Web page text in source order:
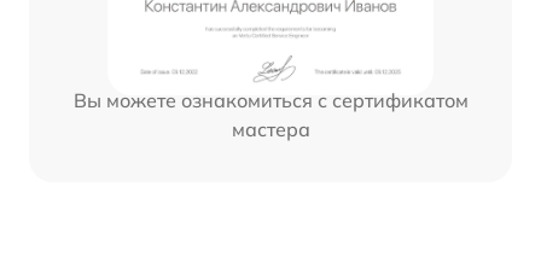
Вы можете ознакомиться с сертификатом
мастера